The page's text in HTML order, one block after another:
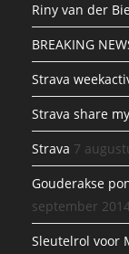
Riny van der
BREAKING
Strava
Strava share
Strava 7
Gouderakse
september
Sleutelrol voor